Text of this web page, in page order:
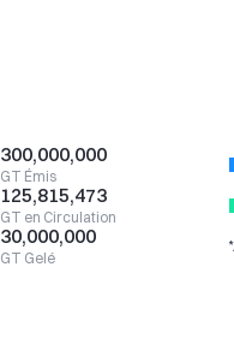
300,000,000
GT Émis
125,815,473
GT en Circulation
30,000,000
GT Gelé